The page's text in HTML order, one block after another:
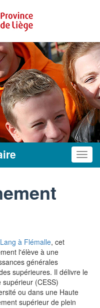
à Flémalle, cet
l'élève à une
générales
supérieures. Il délivre le
(CESS)
ou dans une Haute
supérieur de plein